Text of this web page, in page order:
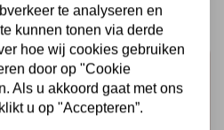
actie en nieuwe producten
te analyseren en
kunnen tonen via derde
hoe wij cookies gebruiken
door op "Cookie
Als u akkoord gaat met ons
u op "Accepteren”.